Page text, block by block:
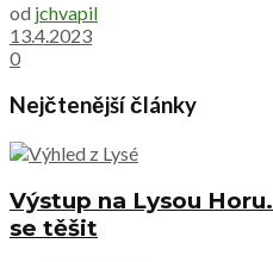
od jchvapil
13.4.2023
0
Nejčtenější články
Výstup na Lysou
se těšit